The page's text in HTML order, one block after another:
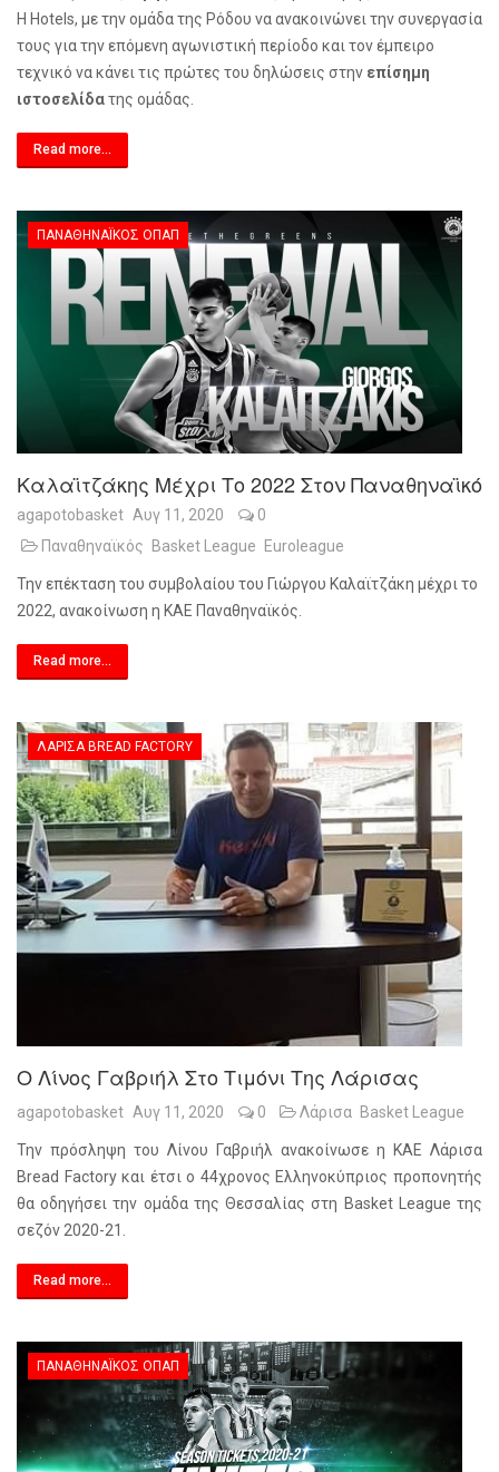
H Hotels, με την ομάδα της Ρόδου να ανακοινώνει την συνεργασία
τους για την επόμενη αγωνιστική περίοδο και τον έμπειρο
τεχνικό να κάνει τις πρώτες του δηλώσεις στην επίσημη
ιστοσελίδατης ομάδας.
Read more...
ΠΑΝΑΘΗΝΑΪΚΌΣ ΟΠΑΠ
Καλαϊτζάκης Μέχρι Το 2022 Στον Παναθηναϊκό
agapotobasket Αυγ 11, 2020
0
Παναθηναϊκός
Basket League Euroleague
Την επέκταση του συμβολαίου του Γιώργου Καλαϊτζάκη μέχρι το
2022, ανακοίνωση η ΚΑΕ Παναθηναϊκός.
Read more...
ΛΆΡΙΣΑ BREAD FACTORY
Ο Λίνος Γαβριήλ Στο Τιμόνι Της Λάρισας
agapotobasket Αυγ 11, 2020 0 Λάρισα Basket League
Την πρόσληψη του Λίνου Γαβριήλ ανακοίνωσε η ΚΑΕ Λάρισα
Bread Factory και έτσι ο 44χρονος Ελληνοκύπριος προπονητής
θα οδηγήσει την ομάδα της Θεσσαλίας στη Basket League της
σεζόν 2020-21.
Read more...
ΠΑΝΑΘΗΝΑΪΚΌΣ ΟΠΑΠ